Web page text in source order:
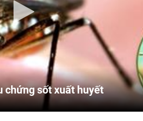
chứng sốt xuất huyết